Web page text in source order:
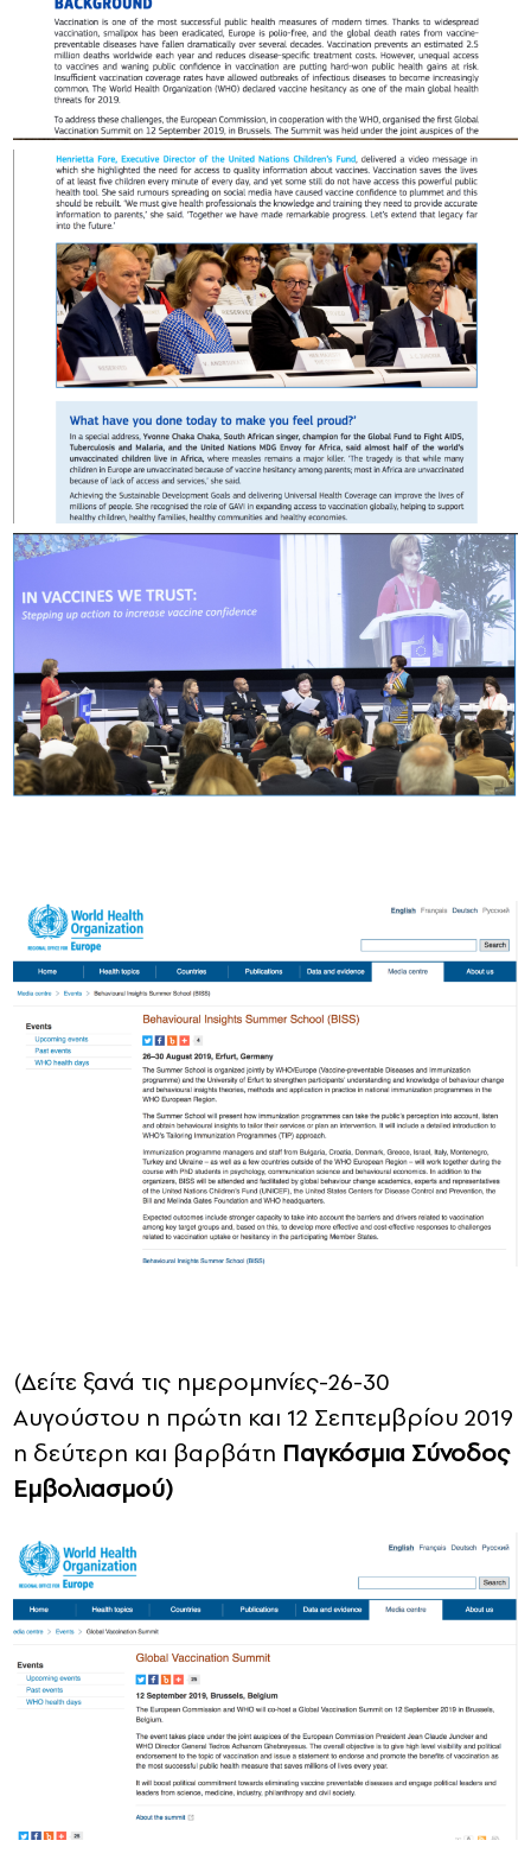
(Δείτε ξανά τις ημερομηνίες-26-30
Αυγούστου η πρώτη και 12 Σεπτεμβρίου 2019
η δεύτερη και βαρβάτη Παγκόσμια Σύνοδος
Εμβολιασμού)